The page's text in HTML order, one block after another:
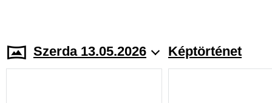
Szerda 13.05.2026 Képtörténet